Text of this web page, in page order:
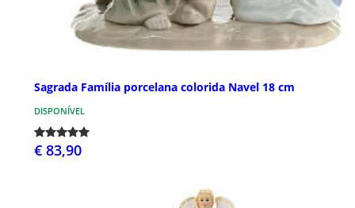
Sagrada Família porcelana colorida Navel 18 cm
DISPONÍVEL
€ 83,90